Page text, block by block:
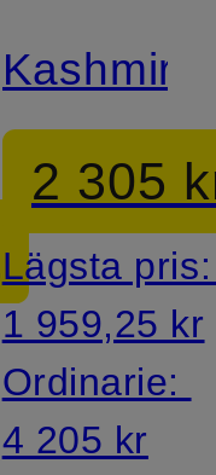
2 305
Lägsta
1 959,25 kr
Ordinarie:
4 205 kr